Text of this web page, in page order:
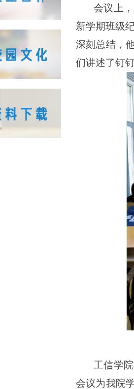
会议上
新学期班级
深刻总结，
们讲述了钉
工信学
会议为我院